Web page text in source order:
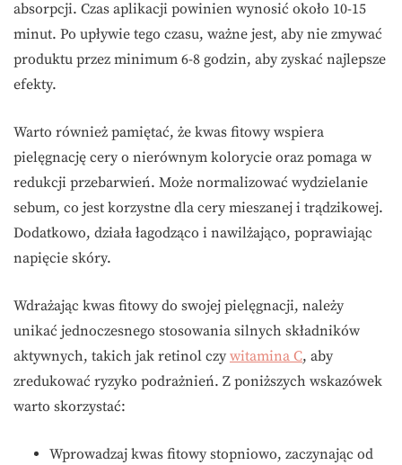
absorpcji. Czas aplikacji powinien wynosić około 10-15
minut. Po upływie tego czasu, ważne jest, aby nie zmywać
produktu przez minimum 6-8 godzin, aby zyskać najlepsze
efekty.
Warto również pamiętać, że kwas fitowy wspiera
pielęgnację cery o nierównym kolorycie oraz pomaga w
redukcji przebarwień. Może normalizować wydzielanie
sebum, co jest korzystne dla cery mieszanej i trądzikowej.
Dodatkowo, działa łagodząco i nawilżająco, poprawiając
napięcie skóry.
Wdrażając kwas fitowy do swojej pielęgnacji, należy
unikać jednoczesnego stosowania silnych składników
aktywnych, takich jak retinol czy witamina C, aby
zredukować ryzyko podrażnień. Z poniższych wskazówek
warto skorzystać:
Wprowadzaj kwas fitowy stopniowo, zaczynając od